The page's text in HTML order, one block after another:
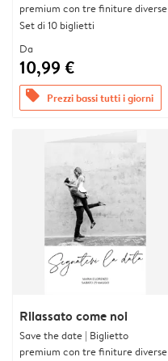
premium con tre finiture diverse
Set di 10 biglietti
Da
10,99 €
offers Prezzi bassi tutti i giorni
Rilassato come noi
Save the date | Biglietto
premium con tre finiture diverse